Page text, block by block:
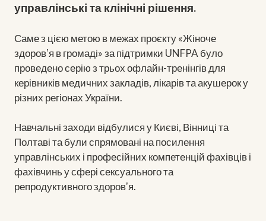
управлінські та клінічні рішення.
Саме з цією метою в межах проєкту «Жіноче
здоровʼя в громаді» за підтримки UNFPA було
проведено серію з трьох офлайн-тренінгів для
керівників медичних закладів, лікарів та акушерок у
різних регіонах України.
Навчальні заходи відбулися у Києві, Вінниці та
Полтаві та були спрямовані на посилення
управлінських і професійних компетенцій фахівців і
фахівчинь у сфері сексуального та
репродуктивного здоровʼя.